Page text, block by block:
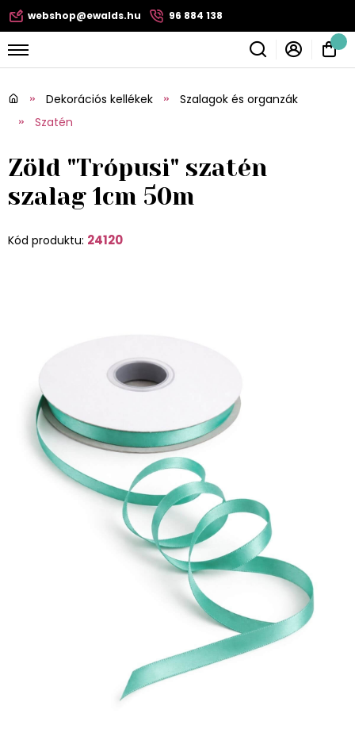
webshop@ewalds.hu 96 884 138
Dekorációs kellékek
Szalagok és organzák
Szatén
Zöld "Trópusi" szatén
szalag 1cm 50m
Kód produktu: 24120